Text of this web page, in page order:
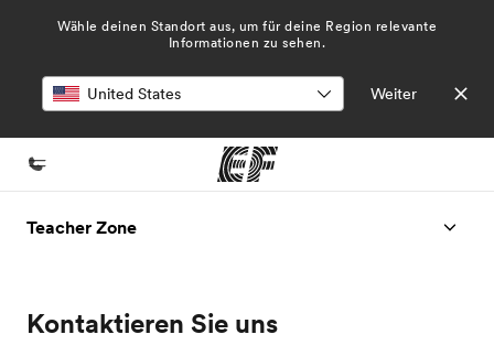
Wähle deinen Standort aus, um für deine Region relevante
Informationen zu sehen.
Weiter
Home
Alle Programme ansehen
Teacher Zone
Kontaktieren Sie uns